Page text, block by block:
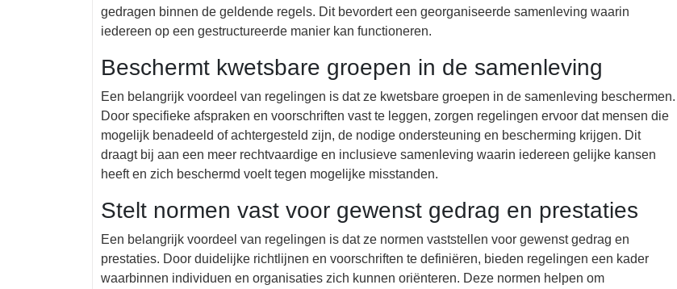
gedragen binnen de geldende regels. Dit bevordert een georganiseerde samenleving waarin
iedereen op een gestructureerde manier kan functioneren.
Beschermt kwetsbare groepen in de samenleving
Een belangrijk voordeel van regelingen is dat ze kwetsbare groepen in de samenleving beschermen.
Door specifieke afspraken en voorschriften vast te leggen, zorgen regelingen ervoor dat mensen die
mogelijk benadeeld of achtergesteld zijn, de nodige ondersteuning en bescherming krijgen. Dit
draagt bij aan een meer rechtvaardige en inclusieve samenleving waarin iedereen gelijke kansen
heeft en zich beschermd voelt tegen mogelijke misstanden.
Stelt normen vast voor gewenst gedrag en prestaties
Een belangrijk voordeel van regelingen is dat ze normen vaststellen voor gewenst gedrag en
prestaties. Door duidelijke richtlijnen en voorschriften te definiëren, bieden regelingen een kader
waarbinnen individuen en organisaties zich kunnen oriënteren. Deze normen helpen om